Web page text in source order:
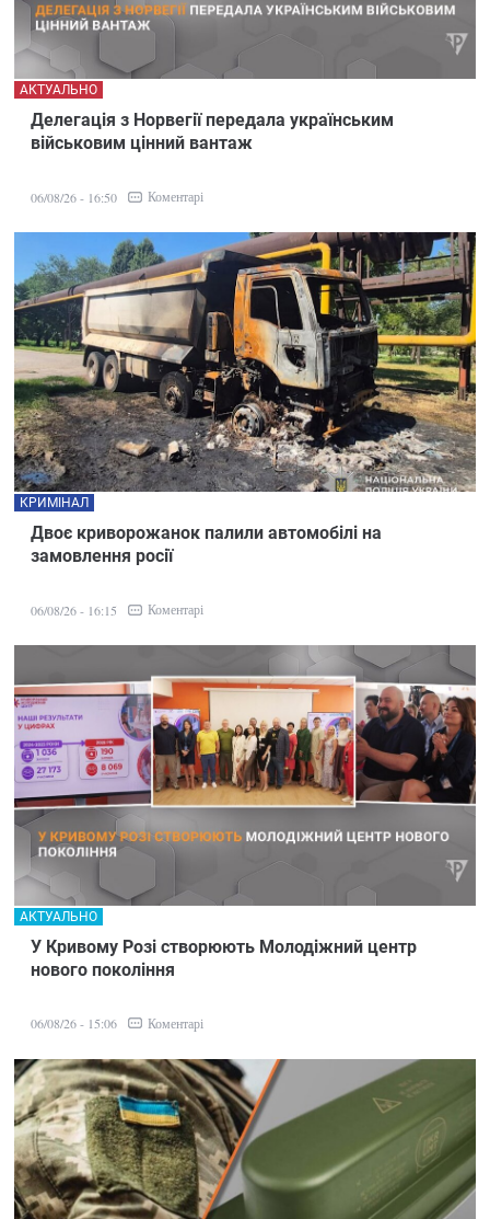
Делегація з Норвегії передала українським
військовим цінний вантаж
АКТУАЛЬНО
06/08/26 - 16:50 Коментарі
Двоє криворожанок палили автомобілі на
замовлення росії
КРИМІНАЛ
06/08/26 - 16:15 Коментарі
У Кривому Розі створюють Молодіжний центр
нового покоління
АКТУАЛЬНО
06/08/26 - 15:06 Коментарі